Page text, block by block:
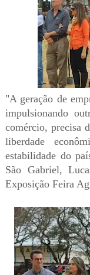
"A geração de
impulsionando
comércio, precisa
liberdade
estabilidade do
São Gabriel,
Exposição Feira